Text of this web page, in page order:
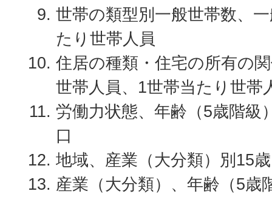
世帯の類型別一般世帯数、
たり世帯人員
住居の種類・住宅の所有の
世帯人員、1世帯当たり世帯
労働力状態、年齢（5歳階級
口
地域、産業（大分類）別15
産業（大分類）、年齢（5歳